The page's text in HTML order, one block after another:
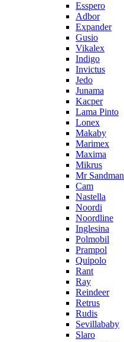
Esspero
Adbor
Expander
Gusio
Vikalex
Indigo
Invictus
Jedo
Junama
Kacper
Lama Pinto
Lonex
Makaby
Marimex
Maxima
Mikrus
Mr Sandman
Cam
Nastella
Noordi
Noordline
Inglesina
Polmobil
Prampol
Quipolo
Rant
Ray
Reindeer
Retrus
Rudis
Sevillababy
Slaro